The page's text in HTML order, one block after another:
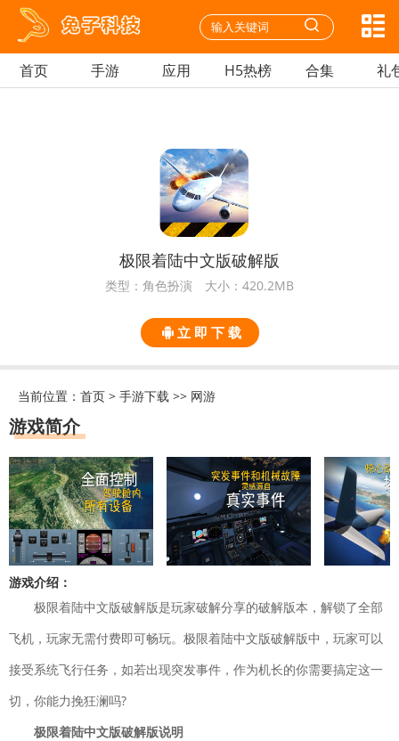
首页 手游 应用 H5热榜 合集 礼
极限着陆中文版破解版
类型：角色扮演 大小：420.2MB
立 即 下 载
当前位置： 首页 > 手游下载 >> 网游
游戏简介
游戏介绍：
极限着陆中文版破解版是玩家破解分享的破解版本，解锁了全部
飞机，玩家无需付费即可畅玩。极限着陆中文版破解版中，玩家可以
接受系统飞行任务，如若出现突发事件，作为机长的你需要搞定这一
切，你能力挽狂澜吗?
极限着陆中文版破解版说明